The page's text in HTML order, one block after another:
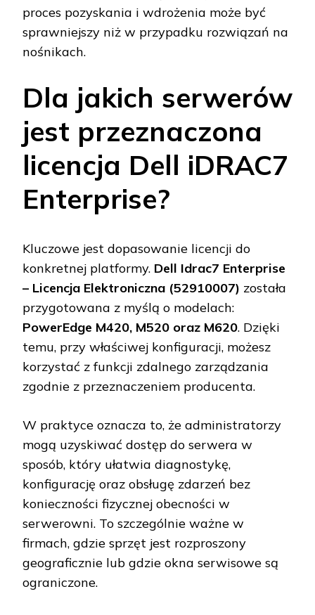
proces pozyskania i wdrożenia może być
sprawniejszy niż w przypadku rozwiązań na
nośnikach.
Dla jakich serwerów
jest przeznaczona
licencja Dell iDRAC7
Enterprise?
Kluczowe jest dopasowanie licencji do
konkretnej platformy. Dell Idrac7 Enterprise
– Licencja Elektroniczna (52910007) została
przygotowana z myślą o modelach:
PowerEdge M420, M520 oraz M620. Dzięki
temu, przy właściwej konfiguracji, możesz
korzystać z funkcji zdalnego zarządzania
zgodnie z przeznaczeniem producenta.
W praktyce oznacza to, że administratorzy
mogą uzyskiwać dostęp do serwera w
sposób, który ułatwia diagnostykę,
konfigurację oraz obsługę zdarzeń bez
konieczności fizycznej obecności w
serwerowni. To szczególnie ważne w
firmach, gdzie sprzęt jest rozproszony
geograficznie lub gdzie okna serwisowe są
ograniczone.